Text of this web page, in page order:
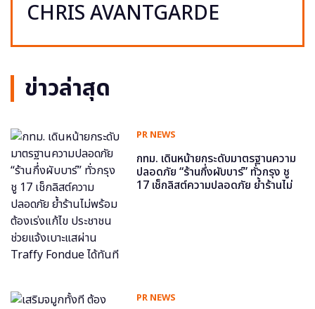
CHRIS AVANTGARDE
ข่าวล่าสุด
PR NEWS
กทม. เดินหน้ายกระดับมาตรฐานความ
ปลอดภัย “ร้านกึ่งผับบาร์” ทั่วกรุง ชู
17 เช็กลิสต์ความปลอดภัย ย้ำร้านไม่
PR NEWS